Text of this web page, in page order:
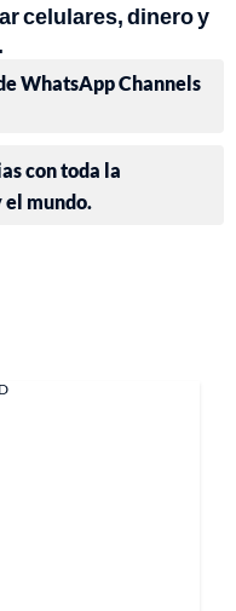
celulares, dinero y
WhatsApp Channels
con toda la
mundo.